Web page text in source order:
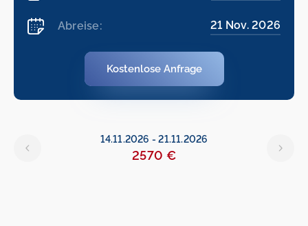
Abreise: 21 Nov. 2026
Kostenlose Anfrage
14.11.2026 -21.11.2026
2570 €